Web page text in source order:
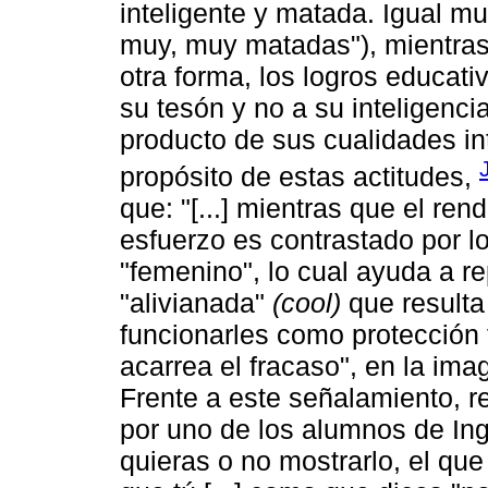
inteligente y matada. Igual
muy, muy matadas"),
otra forma, los logros
su tesón y no a su
producto de sus cualidades
propósito de estas actitudes,
que: "[...] mientras que el
esfuerzo es contrastado por
"femenino", lo cual ayuda a
"alivianada" (cool) que
funcionarles como
acarrea el fracaso", en la
Frente a este señalamiento,
por uno de los alumnos de
quieras o no mostrarlo, el